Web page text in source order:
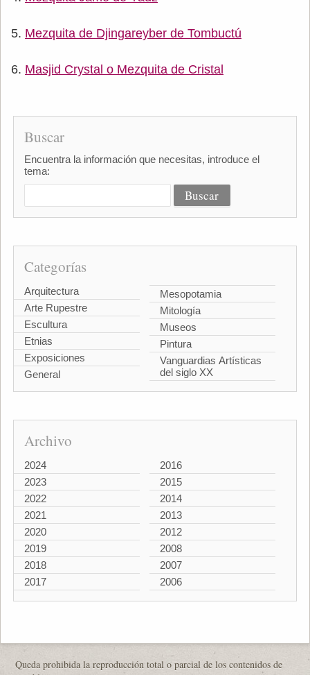
Mezquita de Djingareyber de Tombuctú
Masjid Crystal o Mezquita de Cristal
Buscar
Encuentra la información que necesitas, introduce el
tema:
Categorías
Arquitectura
Arte Rupestre
Escultura
Etnias
Exposiciones
General
Mesopotamia
Mitología
Museos
Pintura
Vanguardias Artísticas
del siglo XX
Archivo
2024
2023
2022
2021
2020
2019
2018
2017
2016
2015
2014
2013
2012
2008
2007
2006
Queda prohibida la reproducción total o parcial de los contenidos de